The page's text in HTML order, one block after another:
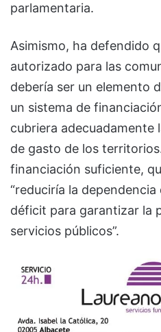
parlamentaria.
Asimismo, ha defendido
autorizado para las
debería ser un elemento
un sistema de
cubriera adecuadamente
de gasto de los
financiación suficiente,
“reduciría la
déficit para garantizar la
servicios públicos”.